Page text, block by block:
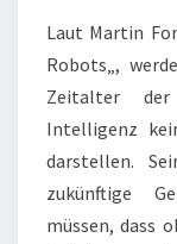
Laut Martin
Robots„,
Zeitalter der
Intelligenz
darstellen.
zukünftige
müssen, dass